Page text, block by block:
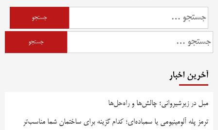
جستجو
برای:
جستجو
برای:
آخرین اخبار
مبل در زیرشیروانی؛ چالش‌ها و راه‌حل‌ها
ترمز پله آلومینیومی یا سمباده‌ای؛ کدام گزینه برای ساختمان شما مناسب‌تر